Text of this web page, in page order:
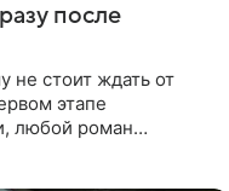
после
не стоит ждать от
этапе
любой роман